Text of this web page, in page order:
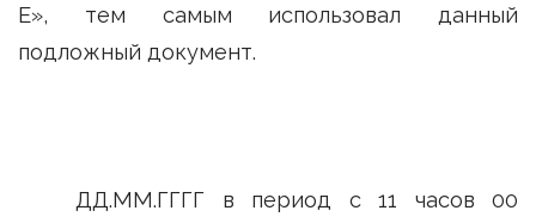
Е», тем самым использовал данный
подложный документ.
ДД.ММ.ГГГГ в период с 11 часов 00